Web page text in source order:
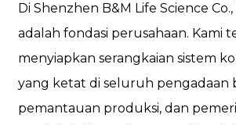
Di Shenzhen B&M Life Science
adalah fondasi perusahaan. Kami
menyiapkan serangkaian sistem
yang ketat di seluruh pengadaan
pemantauan produksi, dan